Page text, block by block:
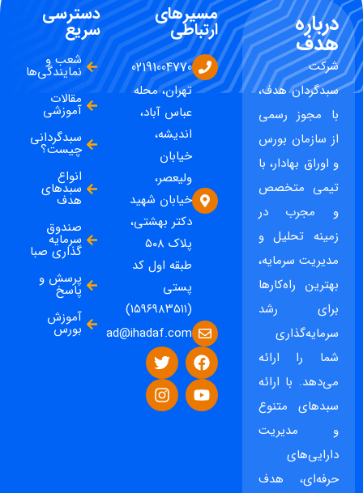
درباره
هدف
شرکت
سبدگردان هدف،
با مجوز رسمی
از سازمان بورس
و اوراق بهادار، با
تیمی متخصص
و مجرب در
زمینه تحلیل و
مدیریت سرمایه،
بهترین راه‌کارها
برای رشد
سرمایه‌گذاری
شما را ارائه
می‌دهد. با ارائه
سبدهای متنوع
و مدیریت
دارایی‌های
حرفه‌ای، هدف
مسیرهای
ارتباطی
02191004770
تهران، محله
عباس آباد،
اندیشه،
خیابان
ولیعصر،
خیابان شهید
دکتر بهشتی،
پلاک ۵۰۸
طبقه اول کد
پستی
(۱۵۹۶۹۸۳۵۱۱)
ad@ihadaf.com
دسترسی
سریع
شعب و
نمایندگی‌ها
مقالات
آموزشی
سبدگردانی
چیست؟
انواع
سبدهای
هدف
صندوق
سرمایه
گذاری صبا
پرسش و
پاسخ
آموزش
بورس